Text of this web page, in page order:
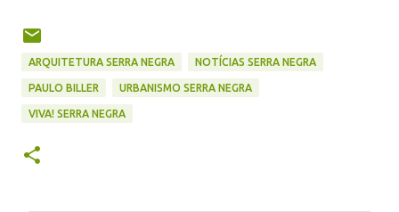
ARQUITETURA SERRA NEGRA NOTÍCIAS SERRA NEGRA
PAULO BILLER URBANISMO SERRA NEGRA
VIVA! SERRA NEGRA